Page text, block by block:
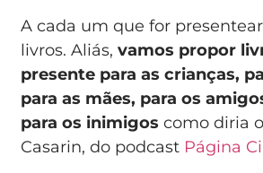
A cada um que for
livros. Aliás, vamos propor
presente para as crianças,
para as mães, para os
para os inimigos como diria
Casarin, do podcast Página